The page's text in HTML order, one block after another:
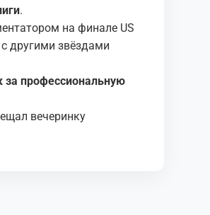
.
на финале US
другими звёздами
за профессиональную
вечеринку